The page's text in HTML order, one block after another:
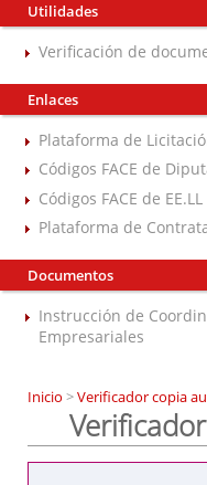
Utilidades
Verificación de
Enlaces
Plataforma de
Códigos FACE de
Códigos FACE de EE.LL
Plataforma de
Documentos
Instrucción de
Empresariales
Inicio >Verificador copia